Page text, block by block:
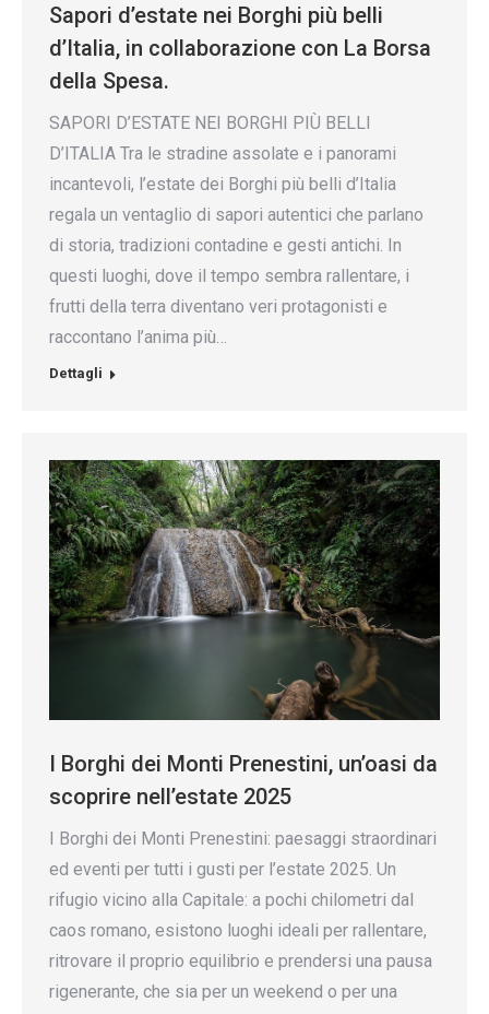
Sapori d’estate nei Borghi più belli
d’Italia, in collaborazione con La Borsa
della Spesa.
SAPORI D’ESTATE NEI BORGHI PIÙ BELLI
D’ITALIA Tra le stradine assolate e i panorami
incantevoli, l’estate dei Borghi più belli d’Italia
regala un ventaglio di sapori autentici che parlano
di storia, tradizioni contadine e gesti antichi. In
questi luoghi, dove il tempo sembra rallentare, i
frutti della terra diventano veri protagonisti e
raccontano l’anima più…
Dettagli
I Borghi dei Monti Prenestini, un’oasi da
scoprire nell’estate 2025
I Borghi dei Monti Prenestini: paesaggi straordinari
ed eventi per tutti i gusti per l’estate 2025. Un
rifugio vicino alla Capitale: a pochi chilometri dal
caos romano, esistono luoghi ideali per rallentare,
ritrovare il proprio equilibrio e prendersi una pausa
rigenerante, che sia per un weekend o per una